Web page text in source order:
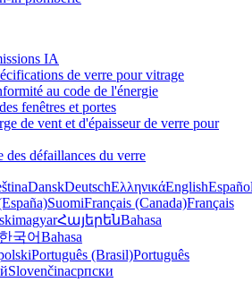
IA
de verre pour vitrage
au code de l'énergie
fenêtres et portes
de vent et d'épaisseur de verre pour
des défaillances du verre
DanskDeutschΕλληνικάEnglish
SuomiFrançais (Canada)Français
magyarՀայերենBahasa
한국어Bahasa
Português (Brasil)Português
Slovenčinaсрпски